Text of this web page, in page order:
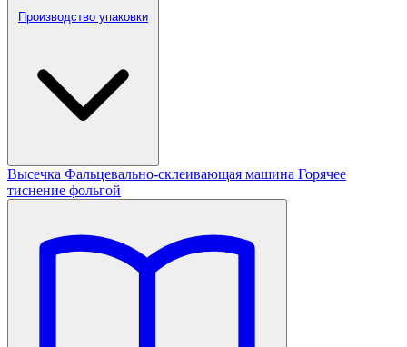
Производство упаковки
Высечка Фальцевально-склеивающая машина Горячее
тиснение фольгой